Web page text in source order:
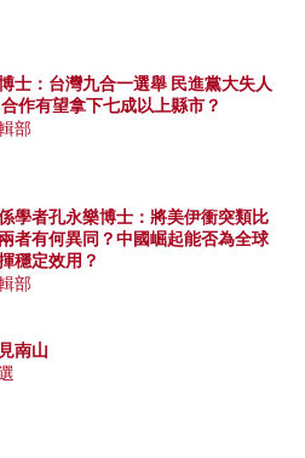
士：台灣九合一選舉 民進黨大失人
作有望拿下七成以上縣市？
部
學者孔永樂博士：將美伊衝突類比
者有何異同？中國崛起能否為全球
穩定效用？
部
南山